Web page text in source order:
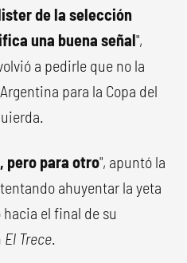
de la selección
una buena señal",
a pedirle que no la
para la Copa del
pero para otro", apuntó la
ahuyentar la yeta
el final de su
El Trece.